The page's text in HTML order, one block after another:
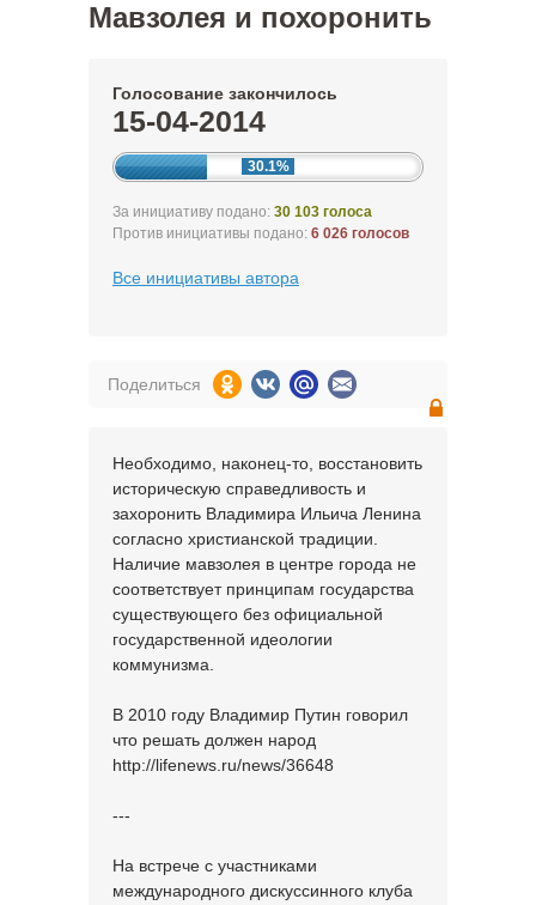
Мавзолея и похоронить
Голосование закончилось
15-04-2014
30.1%
За инициативу подано: 30 103 голоса
Против инициативы подано: 6 026 голосов
Все инициативы автора
Поделиться
Необходимо, наконец-то, восстановить
историческую справедливость и
захоронить Владимира Ильича Ленина
согласно христианской традиции.
Наличие мавзолея в центре города не
соответствует принципам государства
существующего без официальной
государственной идеологии
коммунизма.
В 2010 году Владимир Путин говорил
что решать должен народ
http://lifenews.ru/news/36648
---
На встрече с участниками
международного дискуссинного клуба